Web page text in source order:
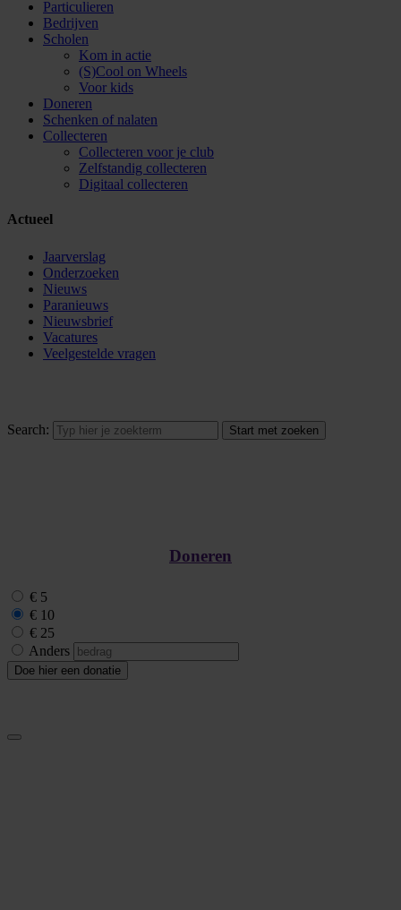
Particulieren
Bedrijven
Scholen
Kom in actie
(S)Cool on Wheels
Voor kids
Doneren
Schenken of nalaten
Collecteren
Collecteren voor je club
Zelfstandig collecteren
Digitaal collecteren
Actueel
Jaarverslag
Onderzoeken
Nieuws
Paranieuws
Nieuwsbrief
Vacatures
Veelgestelde vragen
Search:
Doneren
€ 5
€ 10
€ 25
Anders
Doe hier een donatie